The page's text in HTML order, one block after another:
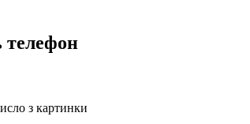
телефон
з картинки